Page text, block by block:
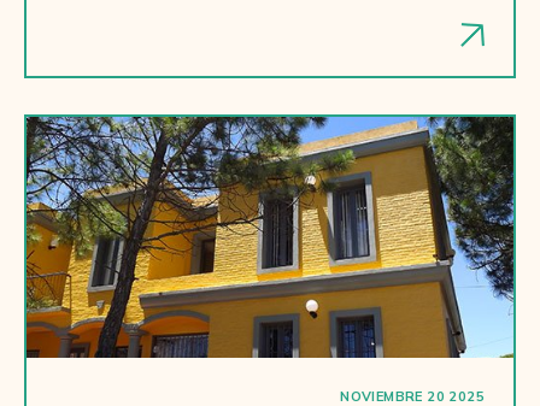
NOVIEMBRE 20 2025